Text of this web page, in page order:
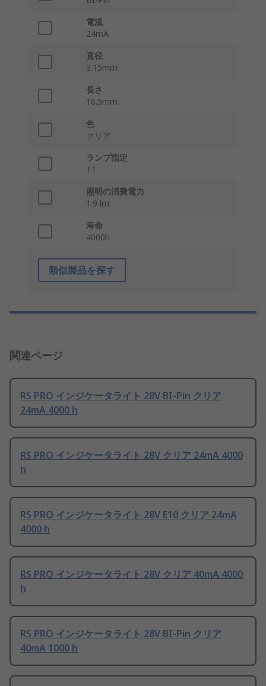
電流
24mA
直径
3.15mm
長さ
16.5mm
色
クリア
ランプ指定
T1
照明の消費電力
1.9 lm
寿命
4000h
類似製品を探す
関連ページ
RS PRO インジケータライト 28V BI-Pin クリア
24mA 4000 h
RS PRO インジケータライト 28V クリア 24mA 4000
h
RS PRO インジケータライト 28V E10 クリア 24mA
4000 h
RS PRO インジケータライト 28V クリア 40mA 4000
h
RS PRO インジケータライト 28V BI-Pin クリア
40mA 1000 h